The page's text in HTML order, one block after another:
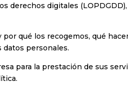
derechos digitales
qué los recogemos, qué
personales.
para la prestación de sus